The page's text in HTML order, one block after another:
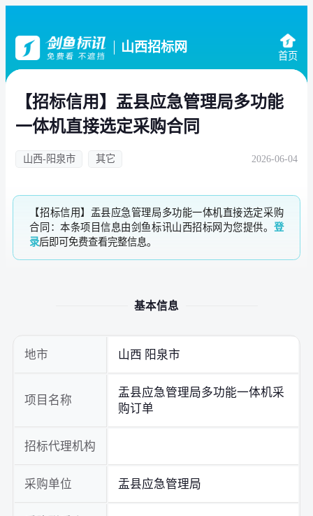
山西招标网
首页
【招标信用】盂县应急管理局多功能
一体机直接选定采购合同
山西-阳泉市 其它 2026-06-04
【招标信用】盂县应急管理局多功能一体机直接选定采购
合同：本条项目信息由剑鱼标讯山西招标网为您提供。 登
录后即可免费查看完整信息。
基本信息
地市 山西 阳泉市
项目名称
盂县应急管理局多功能一体机采
购订单
招标代理机构
采购单位 盂县应急管理局